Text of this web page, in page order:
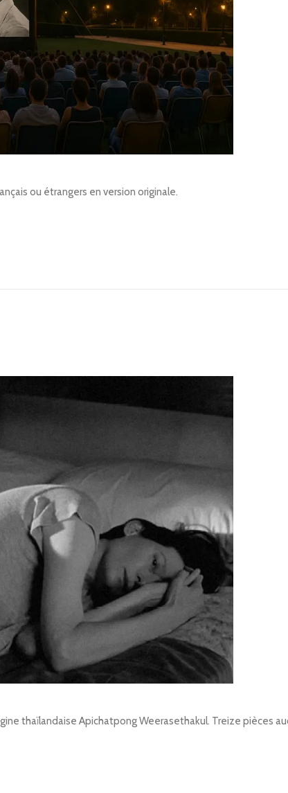
ou étrangers en version originale.
thaïlandaise Apichatpong Weerasethakul. Treize pièces